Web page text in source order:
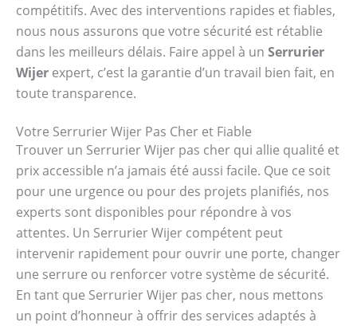
compétitifs. Avec des interventions rapides et fiables,
nous nous assurons que votre sécurité est rétablie
dans les meilleurs délais. Faire appel à un Serrurier
Wijer expert, c’est la garantie d’un travail bien fait, en
toute transparence.
Votre Serrurier Wijer Pas Cher et Fiable
Trouver un Serrurier Wijer pas cher qui allie qualité et
prix accessible n’a jamais été aussi facile. Que ce soit
pour une urgence ou pour des projets planifiés, nos
experts sont disponibles pour répondre à vos
attentes. Un Serrurier Wijer compétent peut
intervenir rapidement pour ouvrir une porte, changer
une serrure ou renforcer votre système de sécurité.
En tant que Serrurier Wijer pas cher, nous mettons
un point d’honneur à offrir des services adaptés à